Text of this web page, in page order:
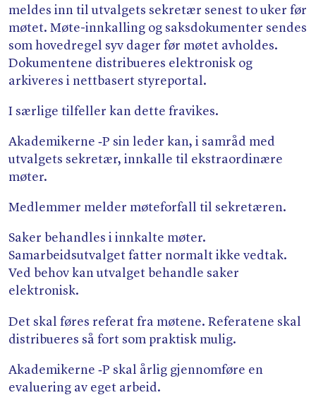
meldes inn til utvalgets sekretær senest to uker før
møtet. Møte-innkalling og saksdokumenter sendes
som hovedregel syv dager før møtet avholdes.
Dokumentene distribueres elektronisk og
arkiveres i nettbasert styreportal.
I særlige tilfeller kan dette fravikes.
Akademikerne ‑P sin leder kan, i samråd med
utvalgets sekretær, innkalle til ekstraordinære
møter.
Medlemmer melder møteforfall til sekretæren.
Saker behandles i innkalte møter.
Samarbeidsutvalget fatter normalt ikke vedtak.
Ved behov kan utvalget behandle saker
elektronisk.
Det skal føres referat fra møtene. Referatene skal
distribueres så fort som praktisk mulig.
Akademikerne ‑P skal årlig gjennomføre en
evaluering av eget arbeid.